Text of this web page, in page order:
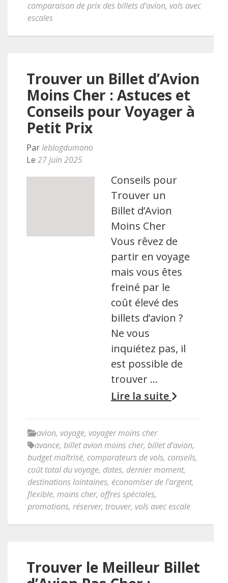
comparaison de prix des billets d'avion, vols avec
escales
Trouver un Billet d’Avion
Moins Cher : Astuces et
Conseils pour Voyager à
Petit Prix
Parleblogdumono
Le 27 juin 2025
Conseils pour
Trouver un
Billet d’Avion
Moins Cher
Vous rêvez de
partir en voyage
mais vous êtes
freiné par le
coût élevé des
billets d’avion ?
Ne vous
inquiétez pas, il
est possible de
trouver …
Lire la suite
avion, voyage, voyager moins cher
avance, billet avion moins cher, billet d'avion,
budget maîtrisé, comparateurs de vols, conseils,
coût total du voyage, dates, dernier moment,
destinations lointaines, économiser de l'argent,
flexible, moins cher, offres spéciales,
promotions, réserver, trouver, vols avec escale
Trouver le Meilleur Billet